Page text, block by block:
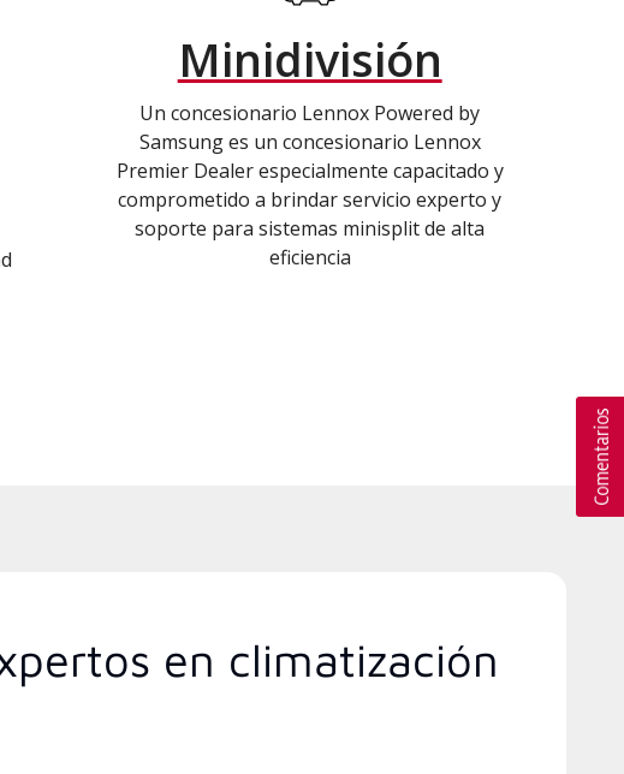
Minidivisión
Un concesionario Lennox Powered by
Samsung es un concesionario Lennox
Premier Dealer especialmente capacitado y
comprometido a brindar servicio experto y
soporte para sistemas minisplit de alta
eficiencia
en climatización